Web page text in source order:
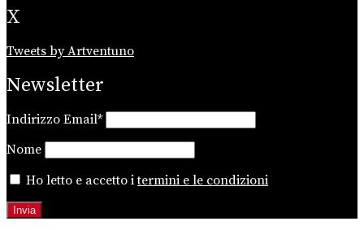
X
Tweets by Artventuno
Newsletter
Indirizzo Email*
Nome
Ho letto e accetto itermini e le condizioni